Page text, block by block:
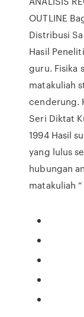
OUTLINE
Distribusi
Hasil
guru. Fisika
matakuliah
cenderung.
Seri Diktat
1994 Hasil
yang lulus
hubungan
matakuliah “